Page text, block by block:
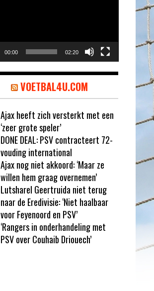
00:00 02:20
VOETBAL4U.COM
Ajax heeft zich versterkt met een
‘zeer grote speler’
DONE DEAL: PSV contracteert 72-
vouding international
Ajax nog niet akkoord: ‘Maar ze
willen hem graag overnemen’
Lutsharel Geertruida niet terug
naar de Eredivisie: ‘Niet haalbaar
voor Feyenoord en PSV’
‘Rangers in onderhandeling met
PSV over Couhaib Driouech’